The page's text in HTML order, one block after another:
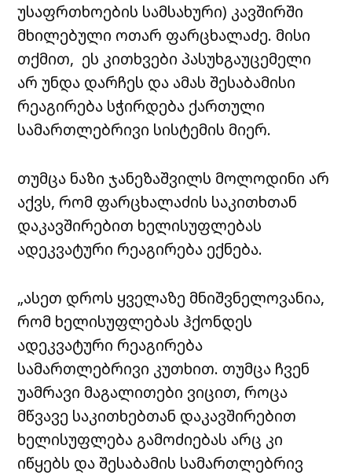
უსაფრთხოების სამსახური) კავშირში
მხილებული ოთარ ფარცხალაძე. მისი
თქმით, ეს კითხვები პასუხგაუცემელი
არ უნდა დარჩეს და ამას შესაბამისი
რეაგირება სჭირდება ქართული
სამართლებრივი სისტემის მიერ.
თუმცა ნაზი ჯანეზაშვილს მოლოდინი არ
აქვს, რომ ფარცხალაძის საკითხთან
დაკავშირებით ხელისუფლებას
ადეკვატური რეაგირება ექნება.
„ასეთ დროს ყველაზე მნიშვნელოვანია,
რომ ხელისუფლებას ჰქონდეს
ადეკვატური რეაგირება
სამართლებრივი კუთხით. თუმცა ჩვენ
უამრავი მაგალითები ვიცით, როცა
მწვავე საკითხებთან დაკავშირებით
ხელისუფლება გამოძიებას არც კი
იწყებს და შესაბამის სამართლებრივ